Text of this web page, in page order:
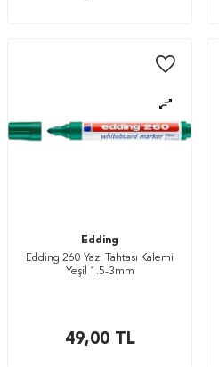
Edding
Edding 260 Yazı Tahtası Kalemi
Yeşil 1.5-3mm
49,00TL